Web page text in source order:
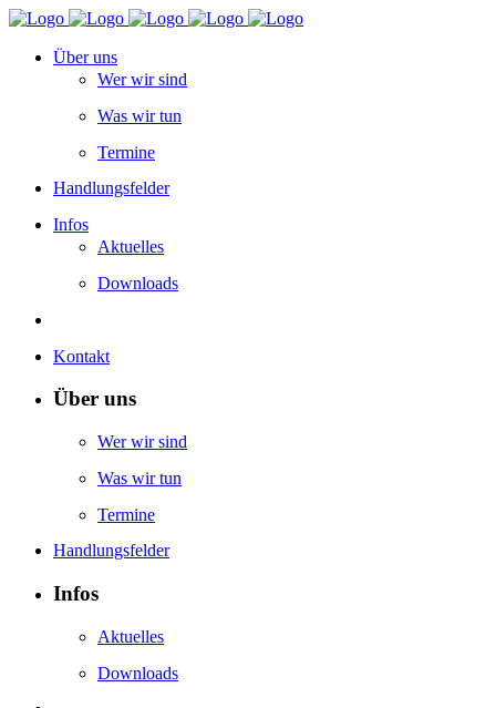
Über uns
Wer wir sind
Was wir tun
Termine
Handlungsfelder
Infos
Aktuelles
Downloads
Kontakt
Über uns
Wer wir sind
Was wir tun
Termine
Handlungsfelder
Infos
Aktuelles
Downloads